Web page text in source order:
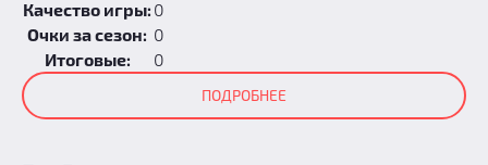
Качество игры: 0
Очки за сезон: 0
Итоговые:
0
ПОДРОБНЕЕ